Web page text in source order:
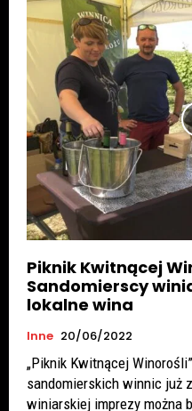
Piknik Kwitnącej
Sandomierscy
lokalne wina
Inne 20/06/2022
„Piknik Kwitnącej
sandomierskich winnic już
winiarskiej imprezy można